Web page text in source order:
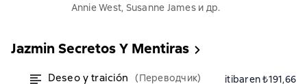
Annie West, Susanne James и др.
Jazmin Secretos Y Mentiras
Deseo y traición
(Переводчик)
itibaren ₺191,66